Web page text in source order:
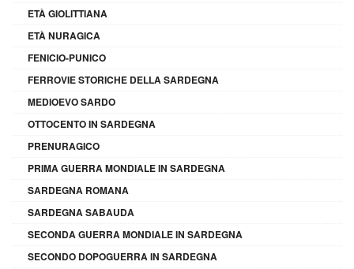
ETÀ GIOLITTIANA
ETÀ NURAGICA
FENICIO-PUNICO
FERROVIE STORICHE DELLA SARDEGNA
MEDIOEVO SARDO
OTTOCENTO IN SARDEGNA
PRENURAGICO
PRIMA GUERRA MONDIALE IN SARDEGNA
SARDEGNA ROMANA
SARDEGNA SABAUDA
SECONDA GUERRA MONDIALE IN SARDEGNA
SECONDO DOPOGUERRA IN SARDEGNA